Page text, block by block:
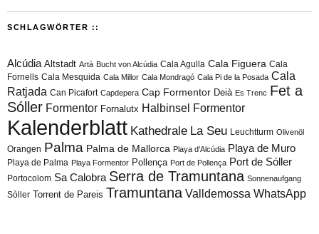
SCHLAGWÖRTER ::
Alcúdia Altstadt Artà Bucht von Alcúdia Cala Agulla Cala Figuera Cala
Fornells Cala Mesquida Cala Millor Cala Mondragó Cala Pi de la Posada Cala
Ratjada Can Picafort Capdepera Cap Formentor Deià Es Trenc Fet a
Sóller Formentor Fornalutx Halbinsel Formentor
Kalenderblatt Kathedrale La Seu Leuchtturm Olivenöl
Orangen Palma Palma de Mallorca Playa d'Alcúdia Playa de Muro
Playa de Palma Playa Formentor Pollença Port de Pollença Port de Sóller
Portocolom Sa Calobra Serra de Tramuntana Sonnenaufgang
Sòller Torrent de Pareis Tramuntana Valldemossa WhatsApp